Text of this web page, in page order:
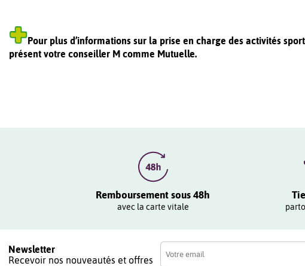
Pour plus d’informations sur la prise en charge des activités
présent votre conseiller M comme Mutuelle.
Remboursement sous 48h
avec la carte vitale
Newsletter
Recevoir nos nouveautés et offres